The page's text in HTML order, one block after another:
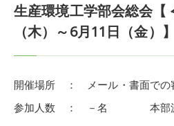
生産環境工学部会総会【
（木）～6月11日（金）】
開催場所 ： メール・書面での
参加人数 ： －名 本部派